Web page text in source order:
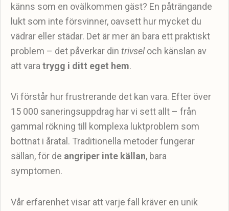
känns som en ovälkommen gäst? En påträngande
lukt som inte försvinner, oavsett hur mycket du
vädrar eller städar. Det är mer än bara ett praktiskt
problem – det påverkar din trivseloch känslan av
att vara trygg i ditt eget hem.
Vi förstår hur frustrerande det kan vara. Efter över
15 000 saneringsuppdrag har vi sett allt – från
gammal rökning till komplexa luktproblem som
bottnat i åratal. Traditionella metoder fungerar
sällan, för de angriper inte källan, bara
symptomen.
Vår erfarenhet visar att varje fall kräver en unik